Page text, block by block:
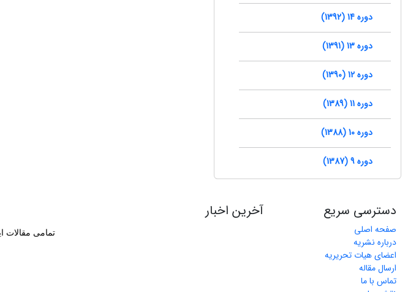
دوره 14 (1392)
دوره 13 (1391)
دوره 12 (1390)
دوره 11 (1389)
دوره 10 (1388)
دوره 9 (1387)
دسترسی سریع
صفحه اصلی
درباره نشریه
اعضای هیات تحریریه
ارسال مقاله
تماس با ما
آخرین اخبار